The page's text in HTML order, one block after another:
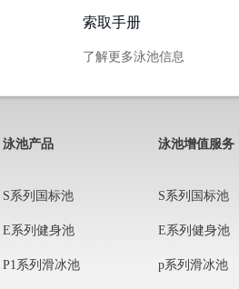
索取手册
了解更多泳池信息
泳池产品
S系列国标池
E系列健身池
P1系列滑冰池
泳池增值服务
S系列国标池
E系列健身池
p系列滑冰池